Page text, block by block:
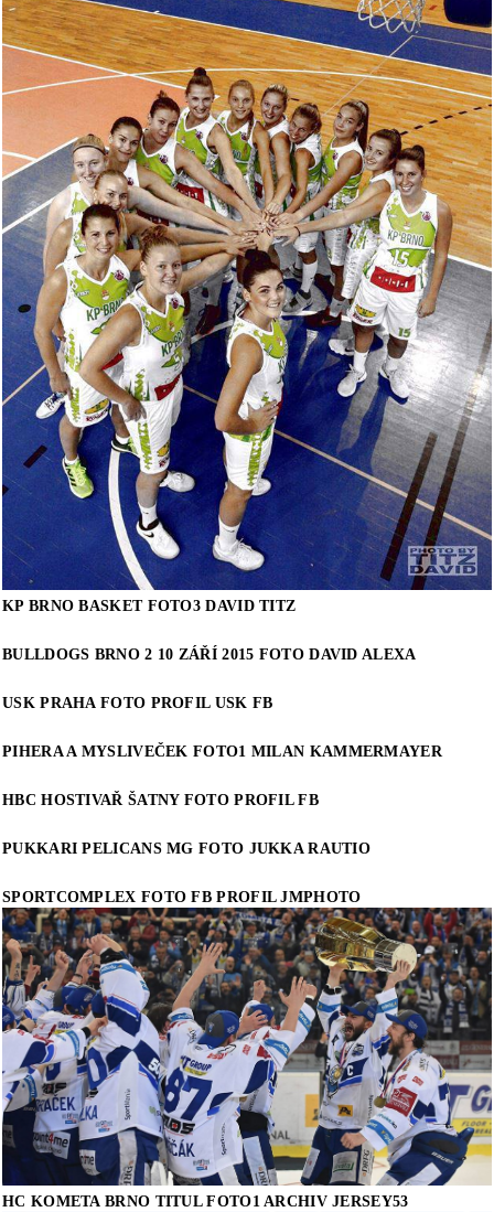
KP BRNO BASKET FOTO3 DAVID TITZ
BULLDOGS BRNO 2 10 ZÁŘÍ 2015 FOTO DAVID ALEXA
USK PRAHA FOTO PROFIL USK FB
PIHERA A MYSLIVEČEK FOTO1 MILAN KAMMERMAYER
HBC HOSTIVAŘ ŠATNY FOTO PROFIL FB
PUKKARI PELICANS MG FOTO JUKKA RAUTIO
SPORTCOMPLEX FOTO FB PROFIL JMPHOTO
HC KOMETA BRNO TITUL FOTO1 ARCHIV JERSEY53